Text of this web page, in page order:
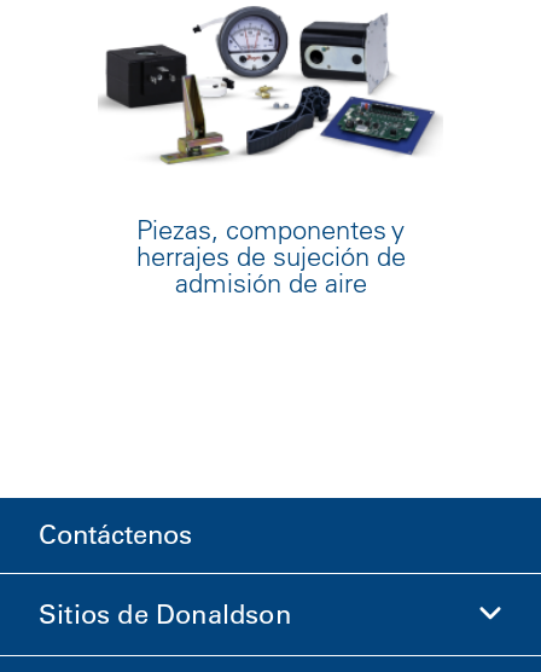
Piezas, componentes y
herrajes de sujeción de
admisión de aire
Contáctenos
Sitios de Donaldson